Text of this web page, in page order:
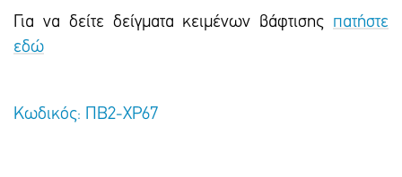
Για να δείτε δείγματα κειμένων βάφτισης πατήστε
εδώ
Κωδικός: ΠΒ2-ΧΡ67